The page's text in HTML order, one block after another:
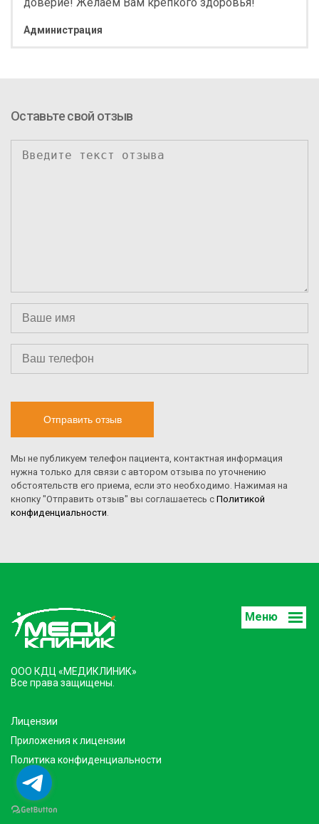
Администрация
Оставьте свой отзыв
Отправить отзыв
Мы не публикуем телефон пациента, контактная информация
нужна только для связи с автором отзыва по уточнению
обстоятельств его приема, если это необходимо. Нажимая на
кнопку "Отправить отзыв" вы соглашаетесь с Политикой
конфиденциальности.
ООО КДЦ «МЕДИКЛИНИК»
Все права защищены.
Лицензии
Приложения к лицензии
Политика конфиденциальности
Меню